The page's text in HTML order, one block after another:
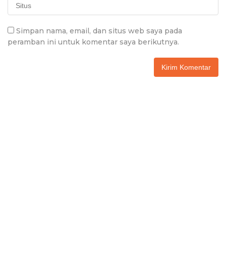
Simpan nama, email, dan situs web saya pada
peramban ini untuk komentar saya berikutnya.